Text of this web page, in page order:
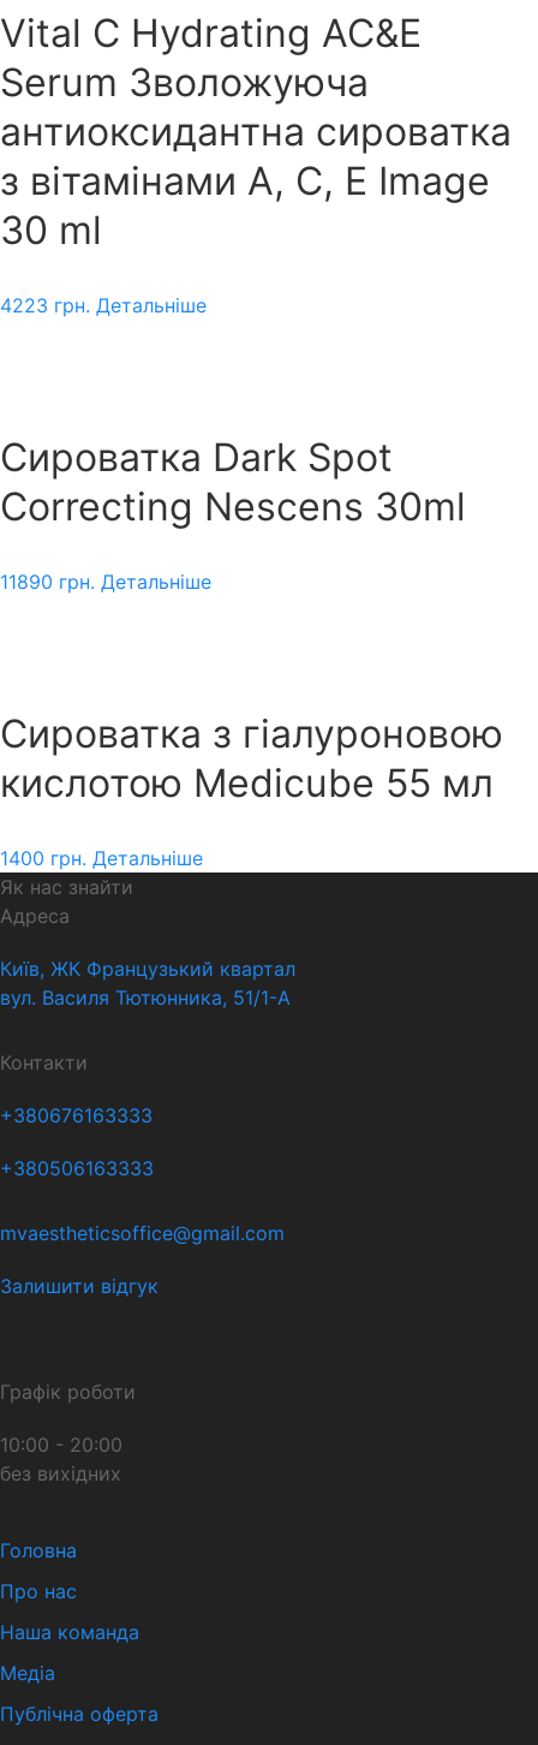
Vital C Hydrating AC&E
Serum Зволожуюча
антиоксидантна сироватка
з вітамінами А, С, Е Image
30 ml
4223 грн. Детальніше
Сироватка Dark Spot
Correcting Nescens 30ml
11890 грн. Детальніше
Сироватка з гіалуроновою
кислотою Medicube 55 мл
1400 грн. Детальніше
Як нас знайти
Адреса
Київ, ЖК Французький квартал
вул. Василя Тютюнника, 51/1-А
Контакти
+380676163333
+380506163333
mvaestheticsoffice@gmail.com
Залишити відгук
Графік роботи
10:00 - 20:00
без вихідних
Головна
Про нас
Наша команда
Медіа
Публічна оферта